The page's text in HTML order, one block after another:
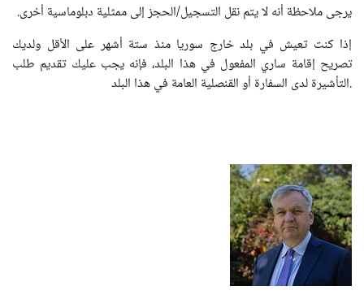
يرجى ملاحظة أنه لا يتم نقل التسجيل/الحجز إلى ممثلية دبلوماسية أخرى.
إذا كنت تعيش في بلد خارج سوريا منذ ستة أشهر على الأقل ولديك
تصريح إقامة ساري المفعول في هذا البلد، فإنه يجب عليك تقديم طلب
التأشيرة لدى السفارة أو القنصلية العامة في هذا البلد.